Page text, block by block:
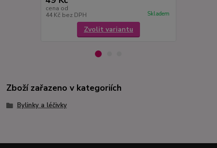
cena od
44 Kč bez DPH Skladem
Zvolit variantu
Zboží zařazeno v kategoriích
Bylinky a léčivky